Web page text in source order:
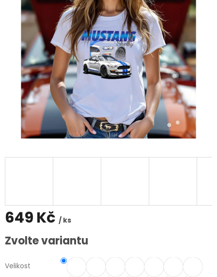
649 Kč / ks
Měrná
cena:
Zvolte variantu
Velikost